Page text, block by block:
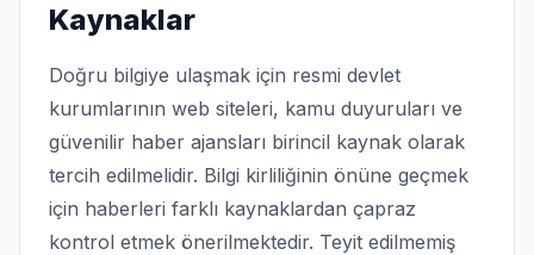
Kaynaklar
Doğru bilgiye ulaşmak için resmi devlet
kurumlarının web siteleri, kamu duyuruları ve
güvenilir haber ajansları birincil kaynak olarak
tercih edilmelidir. Bilgi kirliliğinin önüne geçmek
için haberleri farklı kaynaklardan çapraz
kontrol etmek önerilmektedir. Teyit edilmemiş